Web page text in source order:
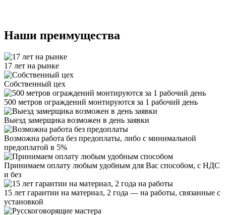
Наши преимущества
17 лет на рынке
Собственный цех
500 метров ограждений монтируются за 1 рабочий день
Выезд замерщика возможен в день заявки
Возможна работа без предоплаты, либо с минимальной
предоплатой в 5%
Принимаем оплату любым удобным для Вас способом, с НДС
и без
15 лет гарантии на материал, 2 года — на работы, связанные с
установкой